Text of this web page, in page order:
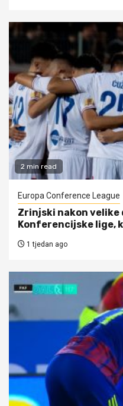
2 min read
Europa Conference League
Zrinjski nakon velike
Konferencijske lige,
1 tjedan ago